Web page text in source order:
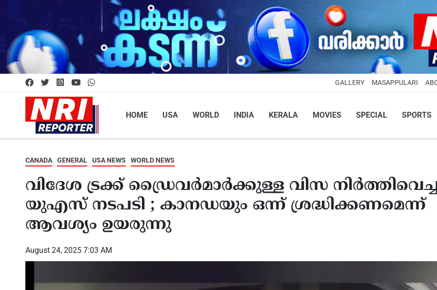
GALLERY MASAPPULARI
HOME USA WORLD INDIA KERALA MOVIES SPECIAL SPORTS
CANADA GENERAL USA NEWS WORLD NEWS
വിദേശ ട്രക്ക് ഡ്രൈവര്‍മാര്‍ക്കുള്ള വിസ
യുഎസ് നടപടി ; കാനഡയും ഒന്ന് ശ്രദ്ധിക്കണമെന്ന്
ആവശ്യം ഉയരുന്നു
August 24, 2025 7:03 AM
യുഎസ്
പെരുമഴയുമായി ഷിക്കാഗോ
പകുതിയിലധികവും തീർന്നു; യു.എസ് വിപണിയിൽ എണ്ണവില